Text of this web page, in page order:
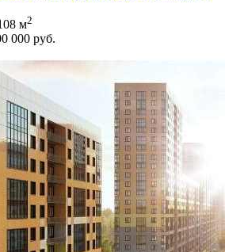
м2
000 руб.